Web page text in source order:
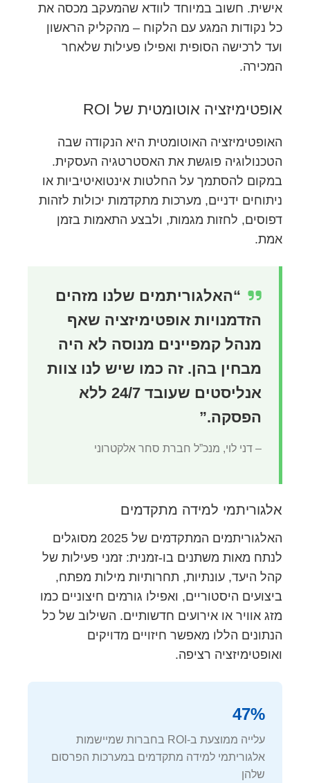
אישית. חשוב במיוחד לוודא שהמעקב מכסה את
כל נקודות המגע עם הלקוח – מהקליק הראשון
ועד לרכישה הסופית ואפילו פעילות שלאחר
המכירה.
אופטימיזציה אוטומטית של ROI
האופטימיזציה האוטומטית היא הנקודה שבה
הטכנולוגיה פוגשת את האסטרטגיה העסקית.
במקום להסתמך על החלטות אינטואיטיביות או
ניתוחים ידניים, מערכות מתקדמות יכולות לזהות
דפוסים, לחזות מגמות, ולבצע התאמות בזמן
אמת.
“האלגוריתמים שלנו מזהים
הזדמנויות אופטימיזציה שאף
מנהל קמפיינים מנוסה לא היה
מבחין בהן. זה כמו שיש לנו צוות
אנליסטים שעובד 24/7 ללא
הפסקה.”
– דני לוי, מנכ”ל חברת סחר אלקטרוני
אלגוריתמי למידה מתקדמים
האלגוריתמים המתקדמים של 2025 מסוגלים
לנתח מאות משתנים בו-זמנית: זמני פעילות של
קהל היעד, עונתיות, תחרותיות מילות מפתח,
ביצועים היסטוריים, ואפילו גורמים חיצוניים כמו
מזג אוויר או אירועים חדשותיים. השילוב של כל
הנתונים הללו מאפשר חיזויים מדויקים
ואופטימיזציה רציפה.
47%
עלייה ממוצעת ב-ROI בחברות שמיישמות
אלגוריתמי למידה מתקדמים במערכות הפרסום
שלהן